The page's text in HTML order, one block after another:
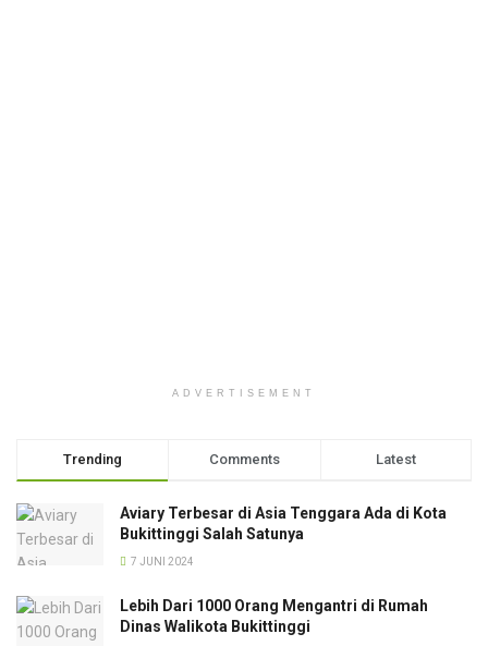
ADVERTISEMENT
Trending Comments Latest
Aviary Terbesar di Asia Tenggara Ada di Kota
Bukittinggi Salah Satunya
7 JUNI 2024
Lebih Dari 1000 Orang Mengantri di Rumah
Dinas Walikota Bukittinggi